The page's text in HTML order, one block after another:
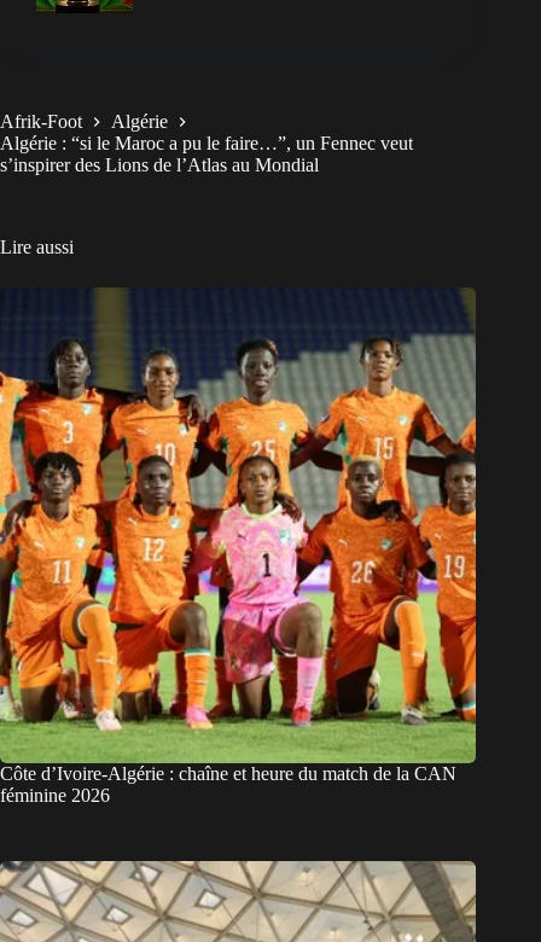
Afrik-Foot
Algérie
Algérie : “si le Maroc a pu le faire…”, un Fennec veut
s’inspirer des Lions de l’Atlas au Mondial
Lire aussi
Côte d’Ivoire-Algérie : chaîne et heure du match de la CAN
féminine 2026